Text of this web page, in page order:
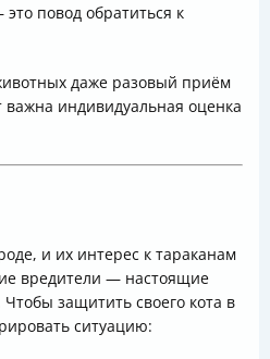
повод обратиться к
даже разовый приём
индивидуальная оценка
и их интерес к тараканам
вредители — настоящие
защитить своего кота в
ситуацию: